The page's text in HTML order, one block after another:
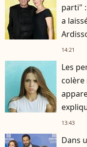
parti"
a
14:21
Les
colère
13:43
Dans